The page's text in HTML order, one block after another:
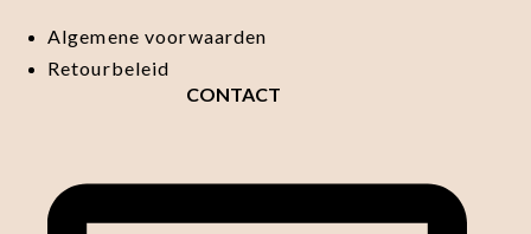
Algemene voorwaarden
Retourbeleid
CONTACT